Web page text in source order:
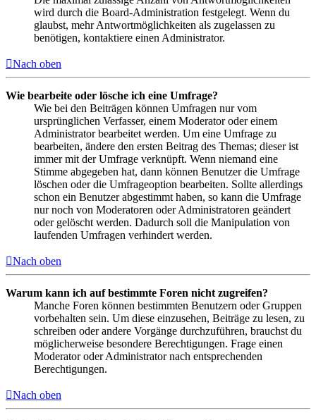
wird durch die Board-Administration festgelegt. Wenn du
glaubst, mehr Antwortmöglichkeiten als zugelassen zu
benötigen, kontaktiere einen Administrator.
Nach oben
Wie bearbeite oder lösche ich eine Umfrage?
Wie bei den Beiträgen können Umfragen nur vom
ursprünglichen Verfasser, einem Moderator oder einem
Administrator bearbeitet werden. Um eine Umfrage zu
bearbeiten, ändere den ersten Beitrag des Themas; dieser ist
immer mit der Umfrage verknüpft. Wenn niemand eine
Stimme abgegeben hat, dann können Benutzer die Umfrage
löschen oder die Umfrageoption bearbeiten. Sollte allerdings
schon ein Benutzer abgestimmt haben, so kann die Umfrage
nur noch von Moderatoren oder Administratoren geändert
oder gelöscht werden. Dadurch soll die Manipulation von
laufenden Umfragen verhindert werden.
Nach oben
Warum kann ich auf bestimmte Foren nicht zugreifen?
Manche Foren können bestimmten Benutzern oder Gruppen
vorbehalten sein. Um diese einzusehen, Beiträge zu lesen, zu
schreiben oder andere Vorgänge durchzuführen, brauchst du
möglicherweise besondere Berechtigungen. Frage einen
Moderator oder Administrator nach entsprechenden
Berechtigungen.
Nach oben